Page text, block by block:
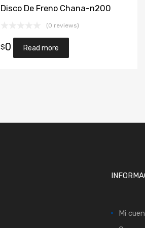
Disco De Freno Chana-n200
(0 reviews)
$0 Read more
Mi